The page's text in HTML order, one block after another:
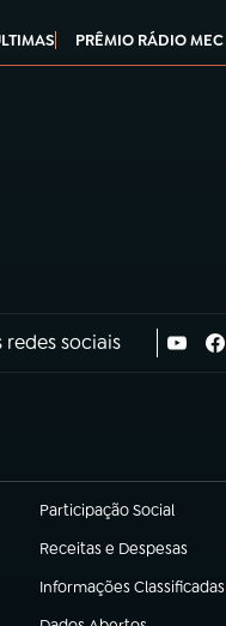
PRÊMIO RÁDIO MEC
redes sociais
Participação Social
(abre em nova aba)
Receitas e Despesas
(abre em nova aba)
Informações Classificadas
(abre em nova aba)